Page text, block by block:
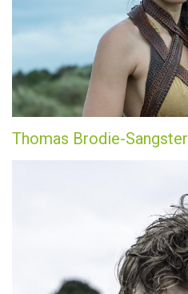
Thomas Brodie-